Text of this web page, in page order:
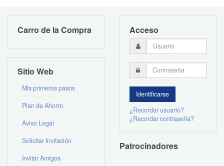
Carro de la Compra
Sitio Web
Mis primeros pasos
Plan de Ahorro
Aviso Legal
Solicitar Invitación
Invitar Amigos
Acceso
¿Recordar usuario?
¿Recordar contraseña?
Patrocinadores